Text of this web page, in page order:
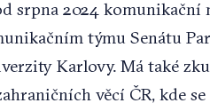
srpna 2024
týmu Senátu
Karlovy. Má také
věcí ČR, kde